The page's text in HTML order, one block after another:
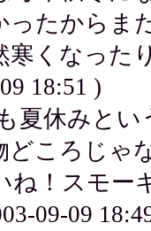
ったからま
寒くなった
18:51 )
夏休みとい
どころじゃ
ね！スモー
09-09